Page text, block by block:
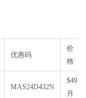
优惠码
价
格
MAS24D432N
$49/
月